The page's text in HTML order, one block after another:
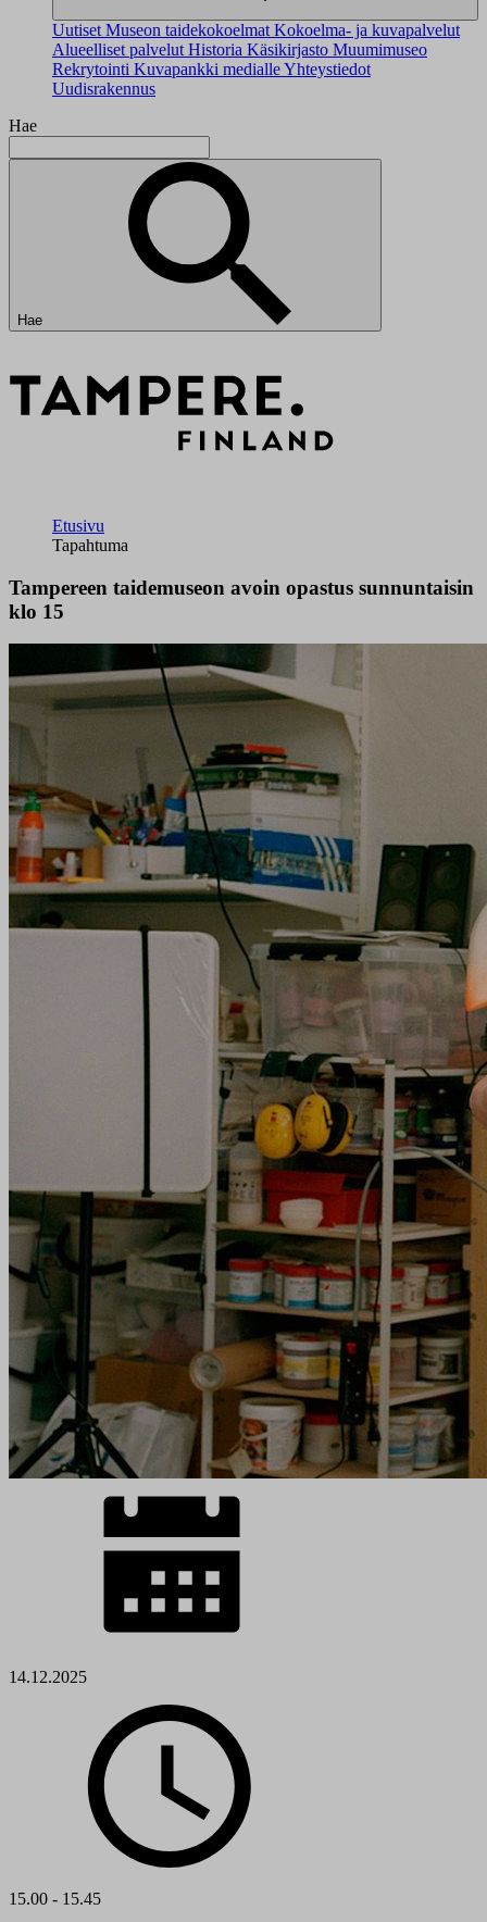
Uutiset Museon taidekokoelmat Kokoelma- ja kuvapalvelut
Alueelliset palvelut Historia Käsikirjasto Muumimuseo
Rekrytointi Kuvapankki medialleYhteystiedot
Uudisrakennus
Hae
Hae
Etusivu
Tapahtuma
Tampereen taidemuseon avoin opastus sunnuntaisin
klo 15
14.12.2025
15.00 - 15.45